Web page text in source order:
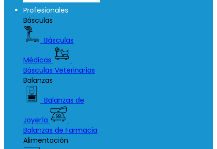
Profesionales
Básculas
Básculas
Médicas
Básculas Veterinarias
Balanzas
Balanzas de
Joyería
Balanzas de Farmacia
Alimentación